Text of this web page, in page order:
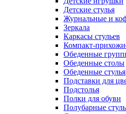
Детские стулья
Журнальные и
Зеркала
Каркасы стульев
Компакт-
Обеденные
Обеденные столы
Обеденные стулья
Подставки для
Подстолья
Полки для обуви
Полубарные